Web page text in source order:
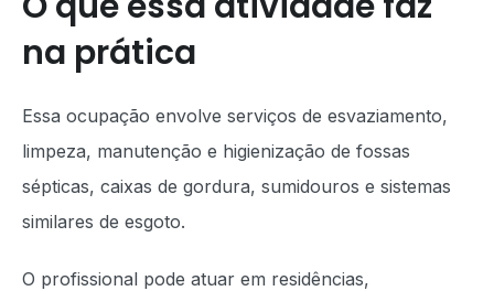
na prática
Essa ocupação envolve serviços de esvaziamento,
limpeza, manutenção e higienização de fossas
sépticas, caixas de gordura, sumidouros e sistemas
similares de esgoto.
O profissional pode atuar em residências,